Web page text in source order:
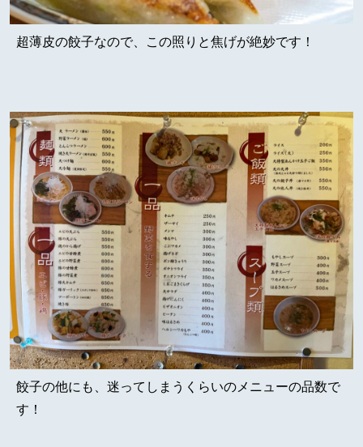
超薄皮の餃子なので、この照りと焦げが絶妙です！
餃子の他にも、迷ってしまうくらいのメニューの品数で
す！